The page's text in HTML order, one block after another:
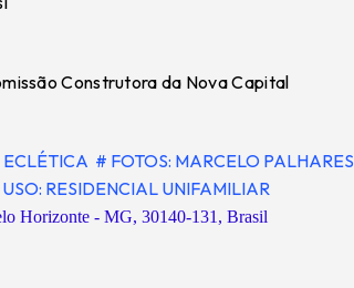
Construtora da Nova Capital
# FOTOS: MARCELO PALHARES
RESIDENCIAL UNIFAMILIAR
Horizonte - MG, 30140-131, Brasil